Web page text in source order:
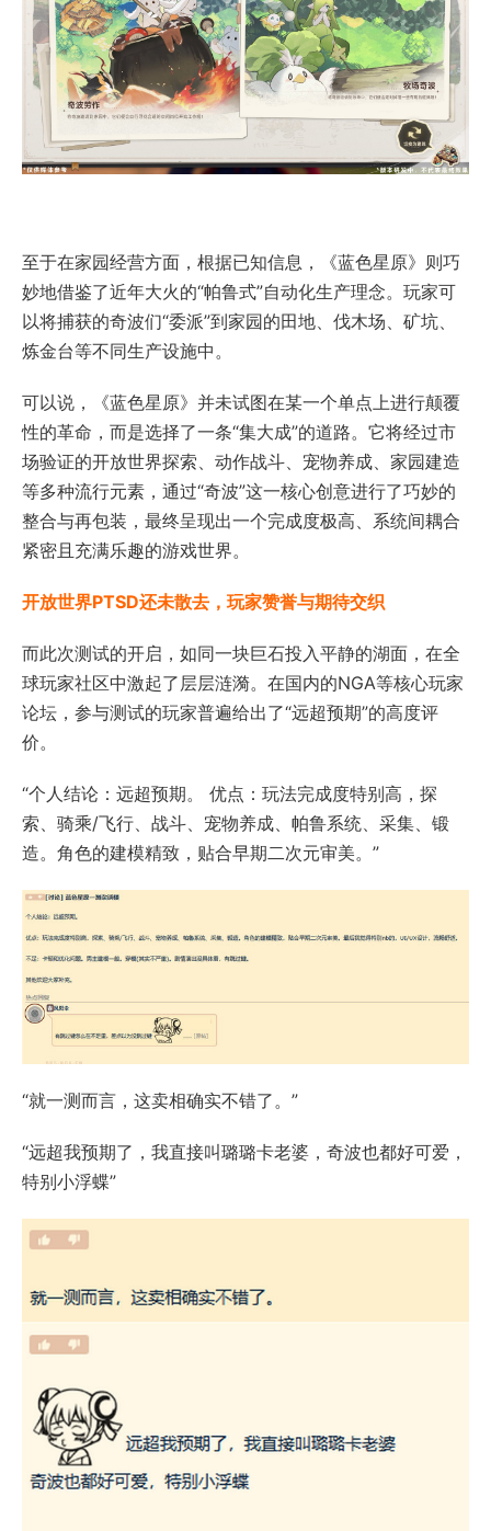
至于在家园经营方面，根据已知信息，《蓝色星原》则巧
妙地借鉴了近年大火的“帕鲁式”自动化生产理念。玩家可
以将捕获的奇波们“委派”到家园的田地、伐木场、矿坑、
炼金台等不同生产设施中。
可以说，《蓝色星原》并未试图在某一个单点上进行颠覆
性的革命，而是选择了一条“集大成”的道路。它将经过市
场验证的开放世界探索、动作战斗、宠物养成、家园建造
等多种流行元素，通过“奇波”这一核心创意进行了巧妙的
整合与再包装，最终呈现出一个完成度极高、系统间耦合
紧密且充满乐趣的游戏世界。
开放世界PTSD还未散去，玩家赞誉与期待交织
而此次测试的开启，如同一块巨石投入平静的湖面，在全
球玩家社区中激起了层层涟漪。在国内的NGA等核心玩家
论坛，参与测试的玩家普遍给出了“远超预期”的高度评
价。
“个人结论：远超预期。 优点：玩法完成度特别高，探
索、骑乘/飞行、战斗、宠物养成、帕鲁系统、采集、锻
造。角色的建模精致，贴合早期二次元审美。”
“就一测而言，这卖相确实不错了。”
“远超我预期了，我直接叫璐璐卡老婆，奇波也都好可爱，
特别小浮蝶”